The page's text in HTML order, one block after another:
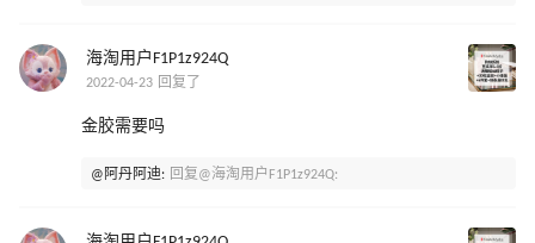
海淘用户F1P1z924Q
2022-04-23 回复了
金胶需要吗
@阿丹阿迪: 回复@海淘用户F1P1z924Q: